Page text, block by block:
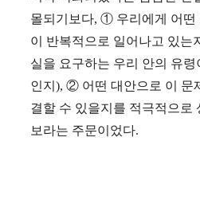
몰되기보다, ① 우리에게 어떤
이 반복적으로 일어나고 있는
실을 요구하는 우리 안의 유령
인지), ② 어떤 대안으로 이 문
결할 수 있을지를 적극적으로
보라는 주문이었다.